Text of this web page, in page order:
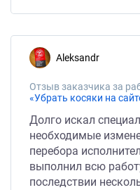
Aleksandr
Отзыв заказчика за
«Убрать косяки на
Долго искал
необходимые
перебора
выполнил всю
последствии